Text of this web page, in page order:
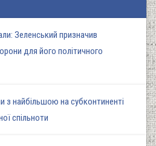
Зеленський призначив
для його політичного
з найбільшою на субконтиненті
спільноти